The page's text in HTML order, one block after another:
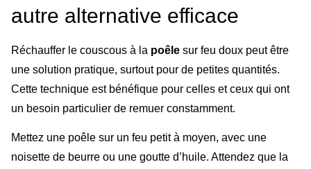
autre alternative efficace
Réchauffer le couscous à la poêle sur feu doux peut être
une solution pratique, surtout pour de petites quantités.
Cette technique est bénéfique pour celles et ceux qui ont
un besoin particulier de remuer constamment.
Mettez une poêle sur un feu petit à moyen, avec une
noisette de beurre ou une goutte d’huile. Attendez que la